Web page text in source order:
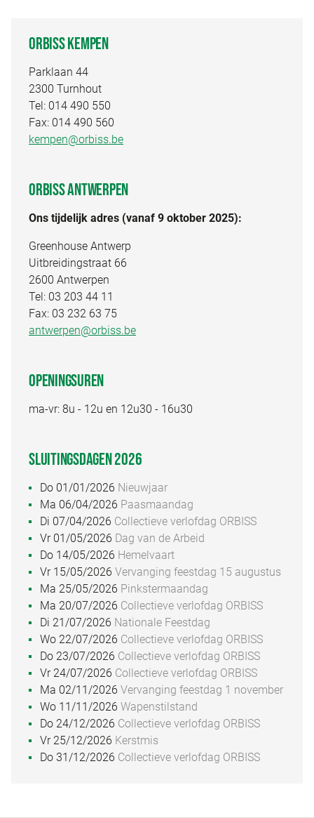
ORBISS KEMPEN
Parklaan 44
2300 Turnhout
Tel: 014 490 550
Fax: 014 490 560
kempen@orbiss.be
ORBISS ANTWERPEN
Ons tijdelijk adres (vanaf 9 oktober 2025):
Greenhouse Antwerp
Uitbreidingstraat 66
2600 Antwerpen
Tel: 03 203 44 11
Fax: 03 232 63 75
antwerpen@orbiss.be
OPENINGSUREN
ma-vr: 8u - 12u en 12u30 - 16u30
SLUITINGSDAGEN 2026
Do 01/01/2026 Nieuwjaar
Ma 06/04/2026 Paasmaandag
Di 07/04/2026 Collectieve verlofdag ORBISS
Vr 01/05/2026 Dag van de Arbeid
Do 14/05/2026 Hemelvaart
Vr 15/05/2026 Vervanging feestdag 15 augustus
Ma 25/05/2026 Pinkstermaandag
Ma 20/07/2026 Collectieve verlofdag ORBISS
Di 21/07/2026 Nationale Feestdag
Wo 22/07/2026 Collectieve verlofdag ORBISS
Do 23/07/2026 Collectieve verlofdag ORBISS
Vr 24/07/2026 Collectieve verlofdag ORBISS
Ma 02/11/2026 Vervanging feestdag 1 november
Wo 11/11/2026 Wapenstilstand
Do 24/12/2026 Collectieve verlofdag ORBISS
Vr 25/12/2026 Kerstmis
Do 31/12/2026 Collectieve verlofdag ORBISS